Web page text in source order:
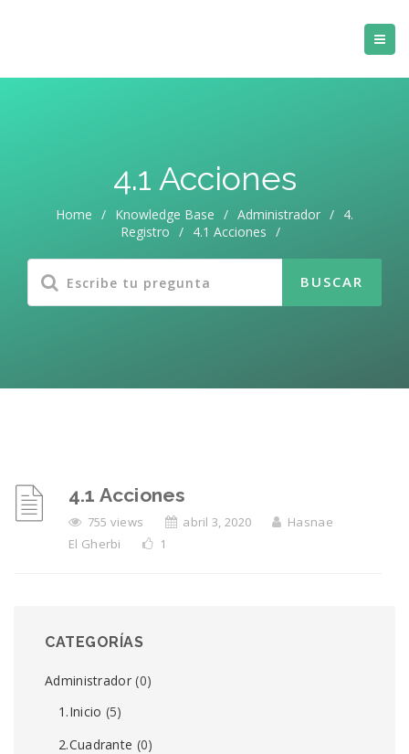
4.1 Acciones
Home / Knowledge Base / Administrador / 4.
Registro / 4.1 Acciones /
4.1 Acciones
755 views abril 3, 2020
Hasnae
El Gherbi
1
CATEGORÍAS
Administrador(0)
1.Inicio (5)
2.Cuadrante (0)